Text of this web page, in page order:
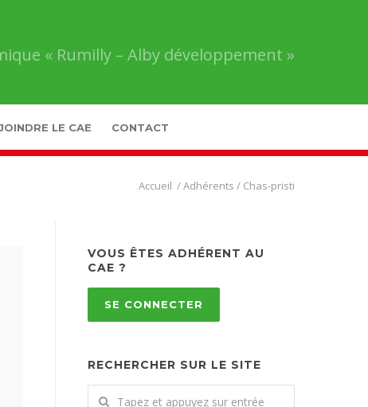
« Rumilly – Alby développement »
LE CAE CONTACT
Comité
–
développement
»
/Adhérents / Chas-pristi
VOUS ÊTES ADHÉRENT AU
CAE ?
SE CONNECTER
RECHERCHER SUR LE SITE